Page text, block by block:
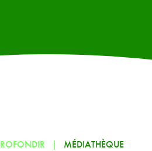
MÉDIATHÈQUE